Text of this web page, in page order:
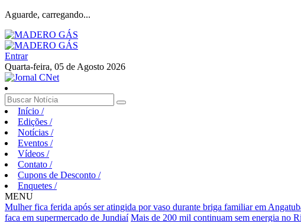
Aguarde, carregando...
Entrar
Quarta-feira, 05 de Agosto 2026
Início /
Edições /
Notícias /
Eventos /
Vídeos /
Contato /
Cupons de Desconto /
Enquetes /
MENU
Mulher fica ferida após ser atingida por vaso durante briga familiar em
faca em supermercado de Jundiaí Mais de 200 mil continuam sem energia no